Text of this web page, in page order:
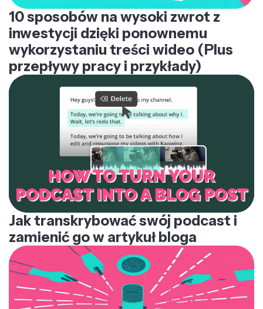
10 sposobów na wysoki zwrot z
inwestycji dzięki ponownemu
wykorzystaniu treści wideo (Plus
przepływy pracy i przykłady)
Jak transkrybować swój podcast i
zamienić go w artykuł bloga